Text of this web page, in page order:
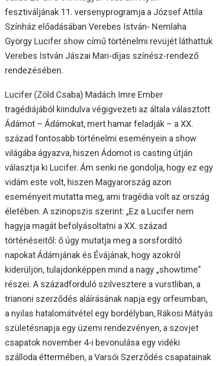
fesztiváljának 11. versenyprogramja a József Attila
Színház előadásában Verebes István- Nemlaha
György Lucifer show című történelmi revüjét láthattuk
Verebes István Jászai Mari-díjas színész-rendező
rendezésében.
Lucifer (Zöld Csaba) Madách Imre Ember
tragédiájából kiindulva végigvezeti az általa választott
Ádámot – Ádámokat, mert hamar feladják – a XX.
század fontosabb történelmi eseményein a show
világába ágyazva, hiszen Ádomot is casting útján
választja ki Lucifer. Ám senki ne gondolja, hogy ez egy
vidám este volt, hiszen Magyarország azon
eseményeit mutatta meg, ami tragédia volt az ország
életében. A szinopszis szerint: „Ez a Lucifer nem
hagyja magát befolyásoltatni a XX. század
történéseitől: ő úgy mutatja meg a sorsfordító
napokat Ádámjának és Évájának, hogy azokról
kiderüljön, tulajdonképpen mind a nagy „showtime”
részei. A századforduló szilvesztere a vurstliban, a
trianoni szerződés aláírásának napja egy orfeumban,
a nyilas hatalomátvétel egy bordélyban, Rákosi Mátyás
születésnapja egy üzemi rendezvényen, a szovjet
csapatok november 4-i bevonulása egy vidéki
szálloda éttermében, a Varsói Szerződés csapatainak